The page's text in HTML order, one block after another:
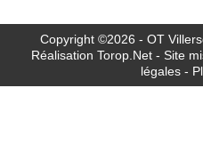
Copyright ©2026 - OT
Réalisation Torop.Net- Site
légales -